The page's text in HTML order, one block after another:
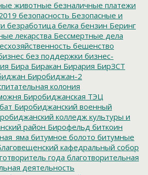
животные безналичные платежи
безопасность Безопасные и
безработица белка бензин Беринг
лекарства Бессмертные дела
бешенство
без поддержки бизнес-
Бира Биракан Бирария БирЗСТ
Биробиджан-2
колония
Биробиджанская ТЭЦ
Биробиджанский военный
колледж культуры и
район Бирофельд биткоин
битумное болото битумные
кафедральный собор
года благотворительная
деятельность